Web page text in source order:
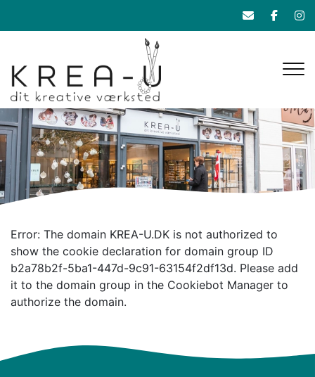
Error: The domain KREA-U.DK is not authorized to
show the cookie declaration for domain group ID
b2a78b2f-5ba1-447d-9c91-63154f2df13d. Please add
it to the domain group in the Cookiebot Manager to
authorize the domain.